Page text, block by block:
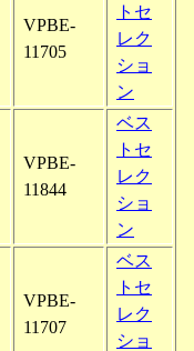
VPBE-
11705
トセ
レク
ショ
ン
VPBE-
11844
ベス
トセ
レク
ショ
ン
VPBE-
11707
ベス
トセ
レク
ショ